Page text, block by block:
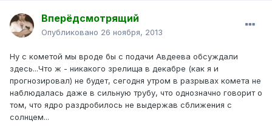
Вперёдсмотрящий
Опубликовано 26 ноября, 2013
Ну с кометой мы вроде бы с подачи Авдеева обсуждали
здесь...Что ж - никакого зрелища в декабре (как я и
прогнозировал) не будет, сегодня утром в разрывах комета не
наблюдалась даже в сильную трубу, что однозначно говорит о
том, что ядро раздробилось не выдержав сближения с
солнцем...